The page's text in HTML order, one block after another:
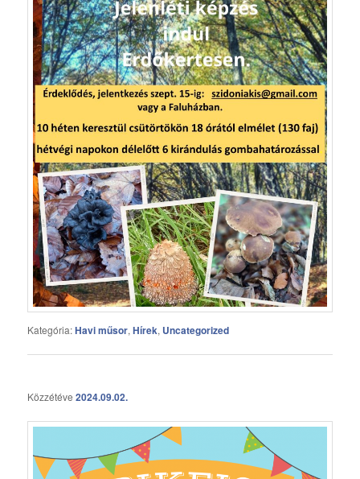
Kategória:Havi műsor,Hírek, Uncategorized
Közzétéve2024.09.02.